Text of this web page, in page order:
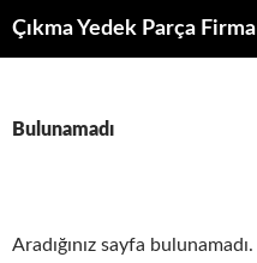
atla
Çıkma Yedek Parça
Bulunamadı
Aradığınız sayfa